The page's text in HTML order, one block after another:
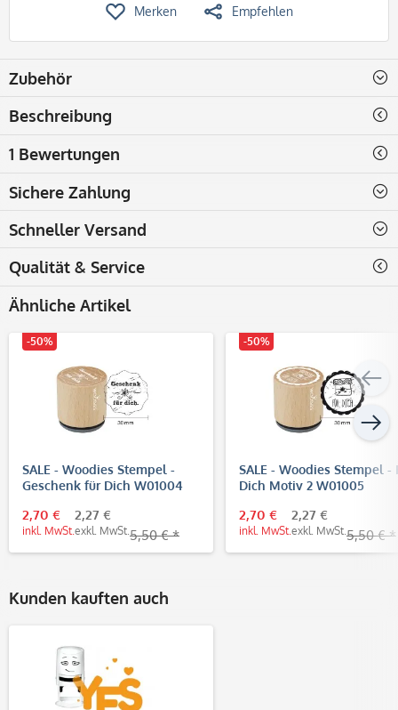
Merken Empfehlen
Zubehör
Beschreibung
1 Bewertungen
Sichere Zahlung
Schneller Versand
Qualität & Service
Ähnliche Artikel
-50%
SALE - Woodies Stempel -
Geschenk für Dich W01004
2,70 €
inkl. MwSt.
2,27 €
exkl. MwSt. 5,50 € *
-50%
SALE - Woodies Stempel -
Dich Motiv 2 W01005
2,70 €
inkl. MwSt.
2,27 €
exkl. MwSt. 5,50 € *
Kunden kauften auch